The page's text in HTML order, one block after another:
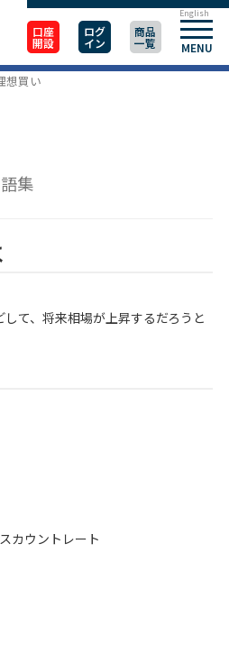
口座
開設
ログ
イン
商品
一覧 MENU
English
想買い
集
て、将来相場が上昇するだろうと
カウントレート